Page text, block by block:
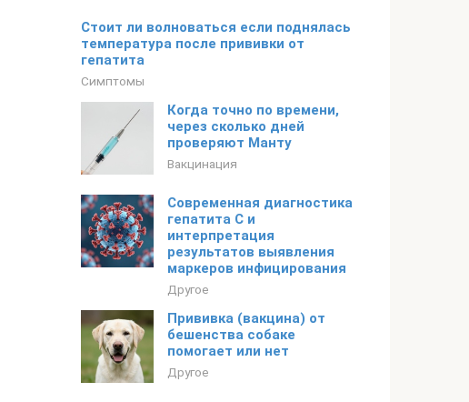
Стоит ли волноваться если поднялась
температура после прививки от
гепатита
Симптомы
Когда точно по времени,
через сколько дней
проверяют Манту
Вакцинация
Современная диагностика
гепатита С и
интерпретация
результатов выявления
маркеров инфицирования
Другое
Прививка (вакцина) от
бешенства собаке
помогает или нет
Другое